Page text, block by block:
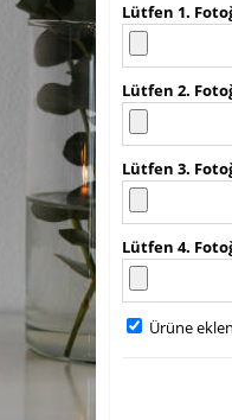
Lütfen 1.
Lütfen 2.
Lütfen 3.
Lütfen 4.
Ürüne